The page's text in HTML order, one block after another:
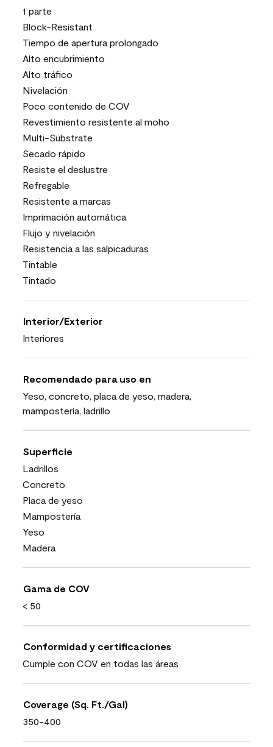
1 parte
Block-Resistant
Tiempo de apertura prolongado
Alto encubrimiento
Alto tráfico
Nivelación
Poco contenido de COV
Revestimiento resistente al moho
Multi-Substrate
Secado rápido
Resiste el deslustre
Refregable
Resistente a marcas
Imprimación automática
Flujo y nivelación
Resistencia a las salpicaduras
Tintable
Tintado
Interior/Exterior
Interiores
Recomendado para uso en
Yeso, concreto, placa de yeso, madera,
mampostería, ladrillo
Superficie
Ladrillos
Concreto
Placa de yeso
Mampostería
Yeso
Madera
Gama de COV
< 50
Conformidad y certificaciones
Cumple con COV en todas las áreas
Coverage (Sq. Ft./Gal)
350-400